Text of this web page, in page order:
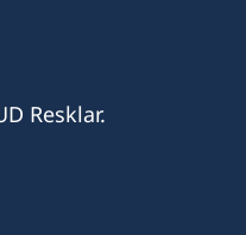
Resklar.